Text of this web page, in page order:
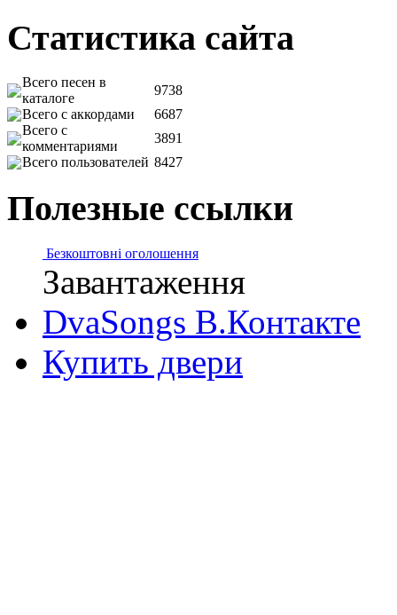
Статистика сайта
Всего песен в
каталоге
9738
Всего с аккордами
6687
Всего с
комментариями
3891
Всего пользователей 8427
Полезные ссылки
Безкоштовні оголошення
Завантаження
DvaSongs В.Контакте
Купить двери